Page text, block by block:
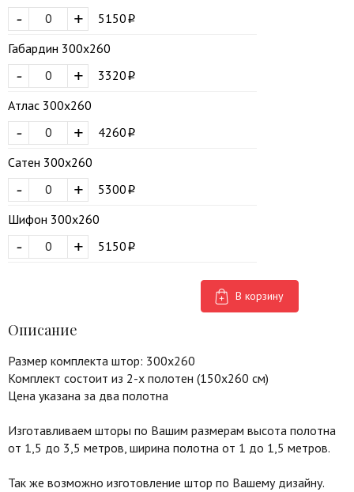
+
-
5150
Габардин 300х260
+
-
3320
Атлас 300х260
+
-
4260
Сатен 300х260
+
-
5300
Шифон 300х260
+
- 5150
В корзину
Описание
Размер комплекта штор: 300х260
Комплект состоит из 2-х полотен (150х260 см)
Цена указана за два полотна
Изготавливаем шторы по Вашим размерам высота полотна
от 1,5 до 3,5 метров, ширина полотна от 1 до 1,5 метров.
Так же возможно изготовление штор по Вашему дизайну.